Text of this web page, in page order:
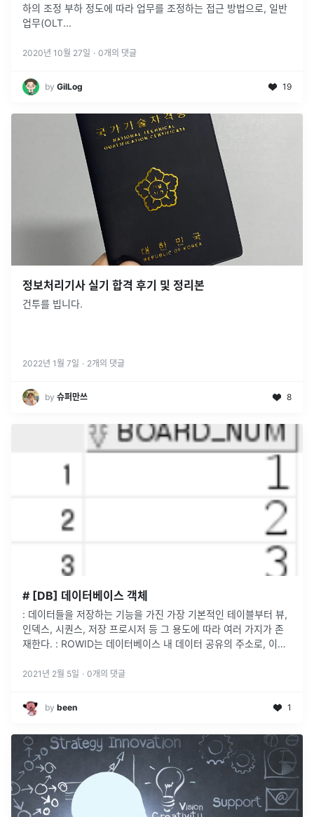
하의 조정 부하 정도에 따라 업무를 조정하는 접근 방법으로, 일반
업무(OLT...
2020년 10월 27일 · 0개의 댓글
by GilLog 19
정보처리기사 실기 합격 후기 및 정리본
건투를 빕니다.
2022년 1월 7일 · 2개의 댓글
by 슈퍼만쓰 8
# [DB] 데이터베이스 객체
: 데이터들을 저장하는 기능을 가진 가장 기본적인 테이블부터 뷰,
인덱스, 시퀀스, 저장 프로시저 등 그 용도에 따라 여러 가지가 존
재한다.​ : ROWID는 데이터베이스 내 데이터 공유의 주소로, 이를
적...
2021년 2월 5일 · 0개의 댓글
by been 1